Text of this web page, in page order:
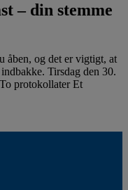
– din stemme
åben, og det er vigtigt, at
Tirsdag den 30.
protokollater Et